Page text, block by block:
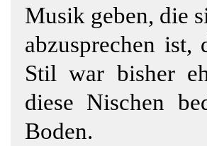
Musik geben, die
abzusprechen ist,
Stil war bisher
diese Nischen
Boden.